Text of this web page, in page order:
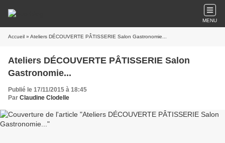
MENU
Accueil » Ateliers DÉCOUVERTE PÂTISSERIE Salon Gastronomie...
Ateliers DÉCOUVERTE PÂTISSERIE Salon
Gastronomie...
Publié le 17/11/2015 à 18:45
Par Claudine Clodelle